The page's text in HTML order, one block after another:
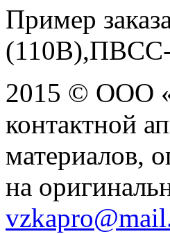
Пример
2015 © ООО
контактной
материалов,
на